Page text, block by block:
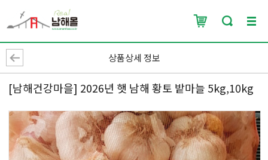
상품상세 정보
[남해건강마을] 2026년 햇 남해 황토 밭마늘 5kg,10kg